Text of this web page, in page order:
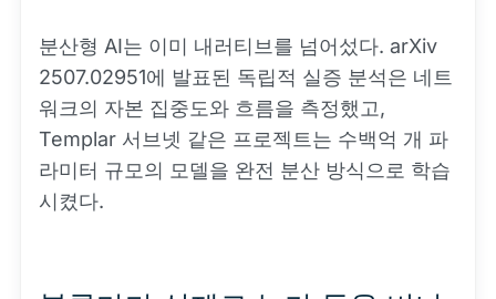
분산형 AI는 이미 내러티브를 넘어섰다. arXiv
2507.02951에 발표된 독립적 실증 분석은 네트
워크의 자본 집중도와 흐름을 측정했고,
Templar 서브넷 같은 프로젝트는 수백억 개 파
라미터 규모의 모델을 완전 분산 방식으로 학습
시켰다.